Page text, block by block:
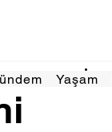
Yaşam